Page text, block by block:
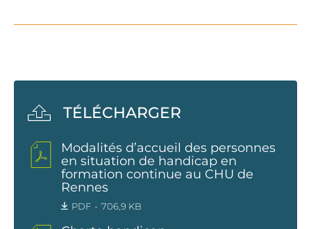
TÉLÉCHARGER
Modalités d’accueil des personnes
en situation de handicap en
formation continue au CHU de
Rennes
PDF 706,9 KB